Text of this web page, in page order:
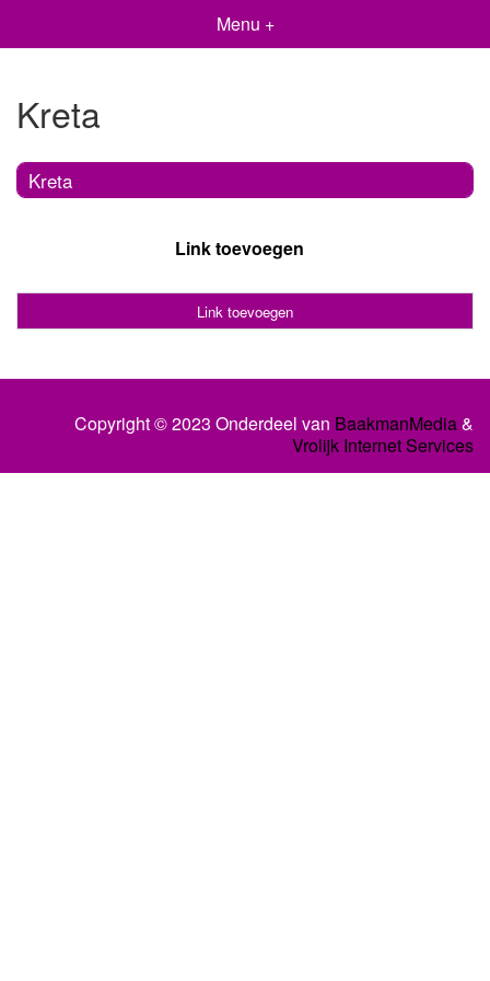
Menu +
Kreta
Kreta
Link toevoegen
Link toevoegen
Copyright © 2023 Onderdeel van BaakmanMedia&
Vrolijk Internet Services